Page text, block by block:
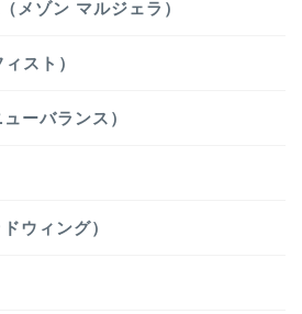
メゾン マルジェラ）
スト）
ーバランス）
ウィング）